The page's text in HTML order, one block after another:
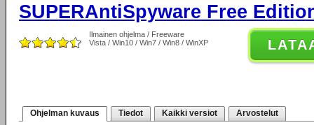
SUPERAntiSpyware Free
Ilmainen ohjelma / Freeware
Vista / Win10 / Win7 / Win8 / WinXP
Ohjelman kuvaus Tiedot Kaikki versiot Arvostelut